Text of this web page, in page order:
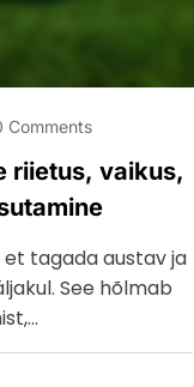
Comments
riietus, vaikus,
tagada austav ja
See hõlmab